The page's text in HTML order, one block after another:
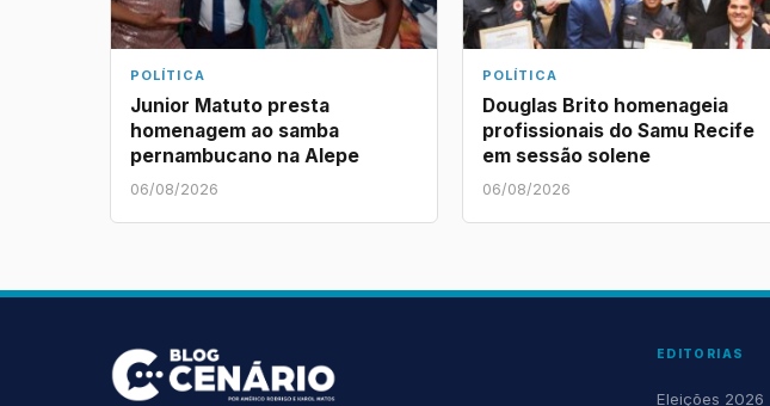
POLÍTICA
Junior Matuto presta
homenagem ao samba
pernambucano na Alepe
06/08/2026
POLÍTICA
Douglas Brito homenageia
profissionais do Samu Recife
em sessão solene
06/08/2026
EDITORIAS
Eleições 2026